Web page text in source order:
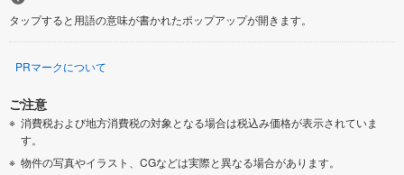
タップすると用語の意味が書かれたポップアップが開きます。
PRマークについて
ご注意
消費税および地方消費税の対象となる場合は税込み価格が表示されていま
す。
物件の写真やイラスト、CGなどは実際と異なる場合があります。